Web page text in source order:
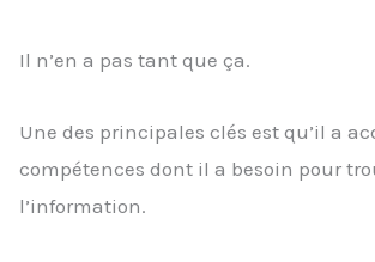
Il n’en a pas tant que ça.
Une des principales clés est qu’il a
compétences dont il a besoin pour
l’information.